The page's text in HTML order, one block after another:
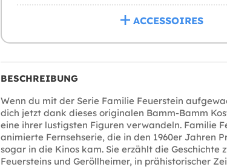
ACCESSOIRES
BESCHREIBUNG
Wenn du mit der Serie Familie Feuerstein
dich jetzt dank dieses originalen Bamm-Bamm
eine ihrer lustigsten Figuren verwandeln. Familie
animierte Fernsehserie, die in den 1960er Jahren
sogar in die Kinos kam. Sie erzählt die Geschichte
Feuersteins und Geröllheimer, in prähistorischer